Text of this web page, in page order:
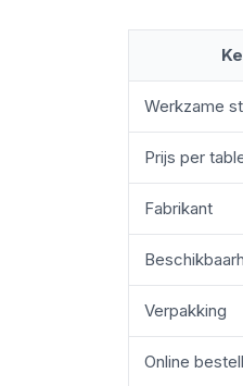
Werkzame
Prijs per
Fabrikant
Verpakking
Online